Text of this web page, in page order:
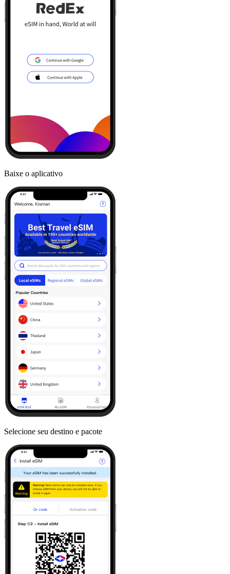
Baixe o aplicativo
Selecione seu destino e pacote